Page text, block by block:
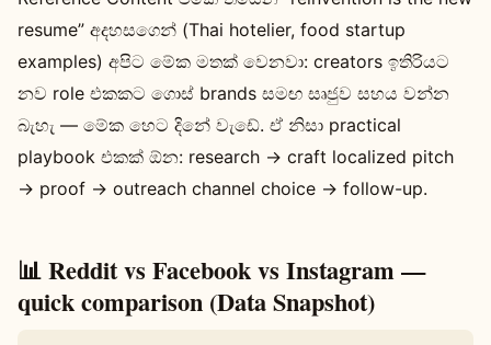
resume” අදහසගෙන් (Thai hotelier, food startup
examples) අපිට මේක මතක් වෙනවා: creators ඉතිරියට
නව role එකකට ගොස් brands සමඟ සෘජුව සහය වන්න
බැහැ — මේක හෙට දිනේ වැඩේ. ඒ නිසා practical
playbook එකක් ඕන: research → craft localized pitch
→ proof → outreach channel choice → follow-up.
📊 Reddit vs Facebook vs Instagram —
quick comparison (Data Snapshot)